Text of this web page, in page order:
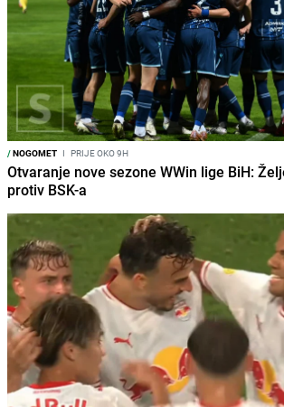
/NOGOMET I PRIJE OKO 9H
Otvaranje nove sezone WWin lige BiH:
protiv BSK-a